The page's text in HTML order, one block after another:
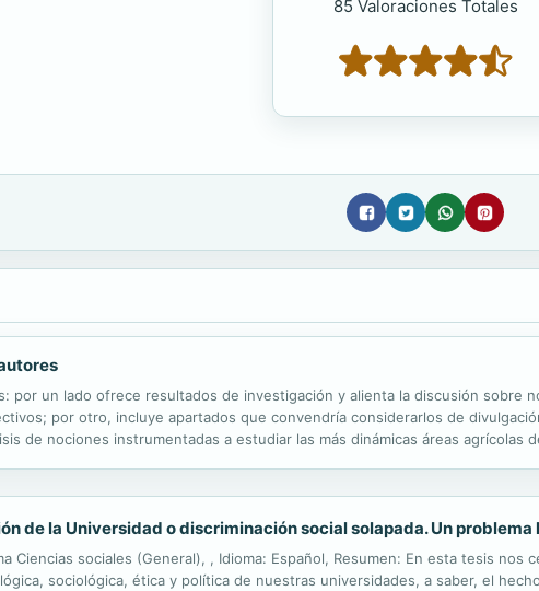
85 Valoraciones Totales
por un lado ofrece resultados de investigación y alienta la discusión sobre
por otro, incluye apartados que convendría considerarlos de
de nociones instrumentadas a estudiar las más dinámicas áreas agrícolas
de la Universidad o discriminación social solapada. Un problema
Ciencias sociales (General), , Idioma: Español, Resumen: En esta tesis nos
sociológica, ética y política de nuestras universidades, a saber, el